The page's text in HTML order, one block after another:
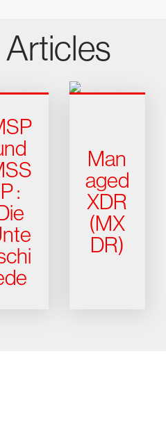
P :
Man
aged
XDR
(MX
DR)